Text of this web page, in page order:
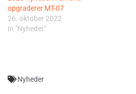
opgraderer MT-07
26. oktober 2022
In "Nyheder"
Nyheder